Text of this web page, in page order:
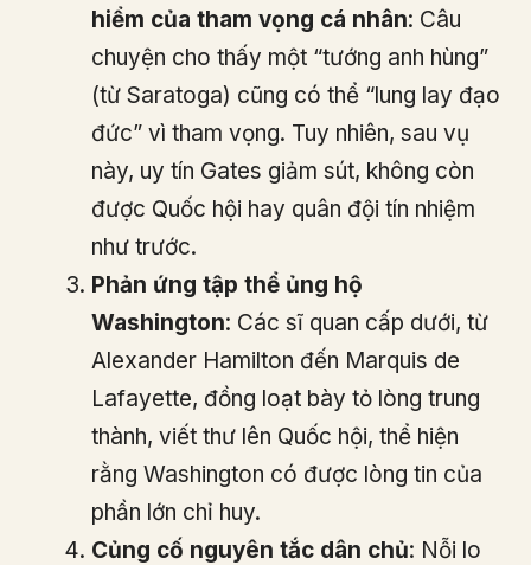
hiểm của tham vọng cá nhân: Câu
chuyện cho thấy một “tướng anh hùng”
(từ Saratoga) cũng có thể “lung lay đạo
đức” vì tham vọng. Tuy nhiên, sau vụ
này, uy tín Gates giảm sút, không còn
được Quốc hội hay quân đội tín nhiệm
như trước.
Phản ứng tập thể ủng hộ
Washington: Các sĩ quan cấp dưới, từ
Alexander Hamilton đến Marquis de
Lafayette, đồng loạt bày tỏ lòng trung
thành, viết thư lên Quốc hội, thể hiện
rằng Washington có được lòng tin của
phần lớn chỉ huy.
Củng cố nguyên tắc dân chủ: Nỗi lo